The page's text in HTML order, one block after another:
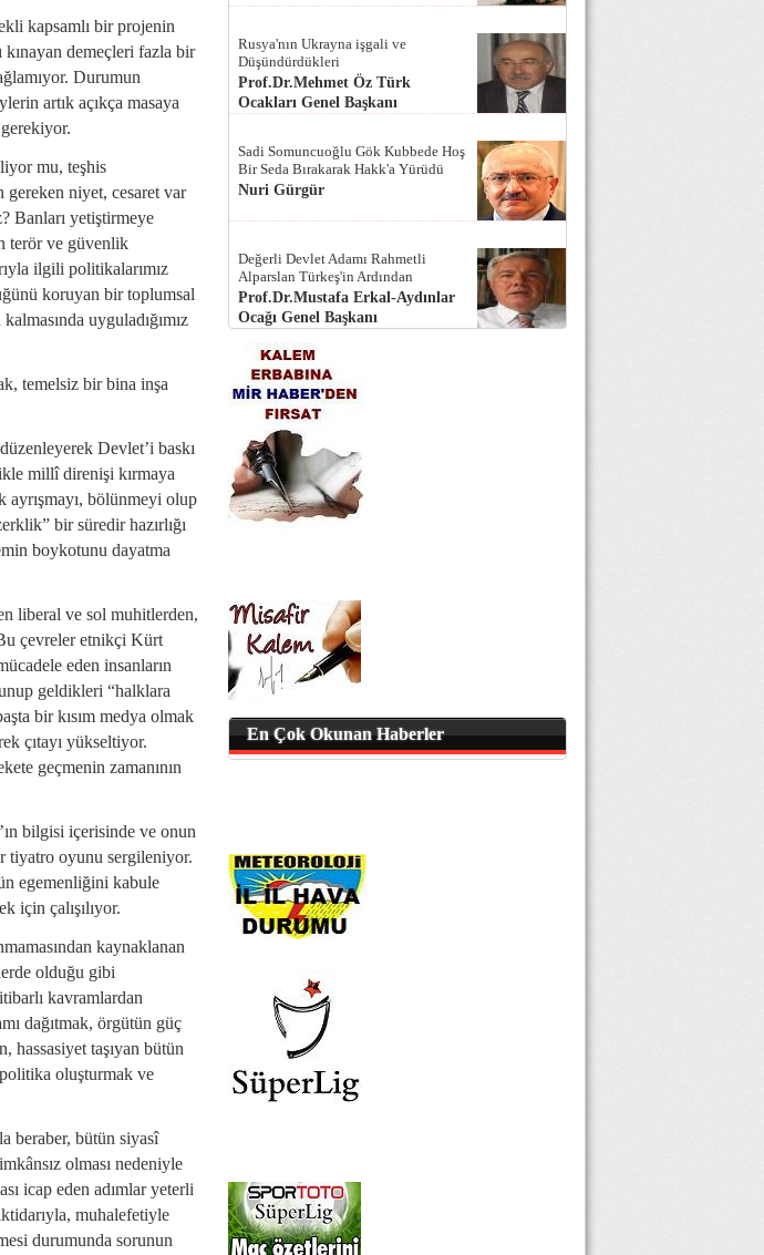
kapsamlı bir projenin
kınayan demeçleri fazla bir
Durumun
artık açıkça masaya
gerekiyor.
mu, teşhis
niyet, cesaret var
Banları yetiştirmeye
terör ve güvenlik
ilgili politikalarımız
koruyan bir toplumsal
uyguladığımız
temelsiz bir bina inşa
Devlet’i baskı
millî direnişi kırmaya
ayrışmayı, bölünmeyi olup
bir süredir hazırlığı
boykotunu dayatma
liberal ve sol muhitlerden,
çevreler etnikçi Kürt
eden insanların
geldikleri “halklara
bir kısım medya olmak
çıtayı yükseltiyor.
geçmenin zamanının
bilgisi içerisinde ve onun
tiyatro oyunu sergileniyor.
egemenliğini kabule
için çalışılıyor.
kaynaklanan
olduğu gibi
kavramlardan
dağıtmak, örgütün güç
taşıyan bütün
oluşturmak ve
beraber, bütün siyasî
olması nedeniyle
icap eden adımlar yeterli
muhalefetiyle
durumunda sorunun
Rusya'nın Ukrayna işgali ve
Düşündürdükleri
Prof.Dr.Mehmet Öz Türk
Ocakları Genel Başkanı
Sadi Somuncuoğlu Gök Kubbede Hoş
Bir Seda Bırakarak Hakk'a Yürüdü
Nuri Gürgür
Değerli Devlet Adamı Rahmetli
Alparslan Türkeş'in Ardından
Prof.Dr.Mustafa Erkal-Aydınlar
Ocağı Genel Başkanı
En Çok Okunan Haberler